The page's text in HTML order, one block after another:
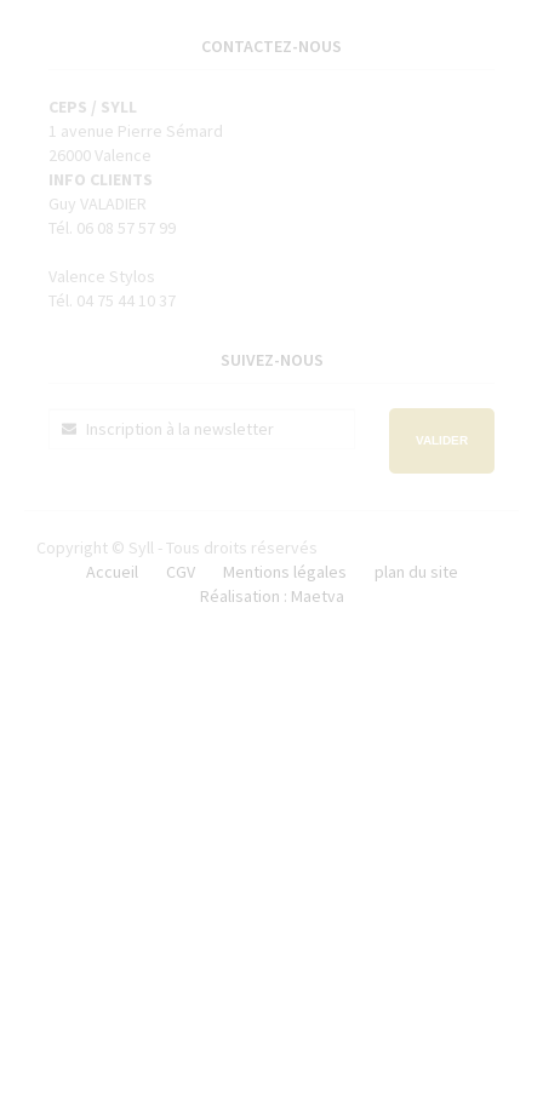
CONTACTEZ-NOUS
CEPS / SYLL
1 avenue Pierre Sémard
26000 Valence
INFO CLIENTS
Guy VALADIER
Tél. 06 08 57 57 99
Valence Stylos
Tél. 04 75 44 10 37
SUIVEZ-NOUS
VALIDER
Copyright © Syll - Tous droits réservés
Accueil
CGV Mentions légales
plan du site
Réalisation : Maetva